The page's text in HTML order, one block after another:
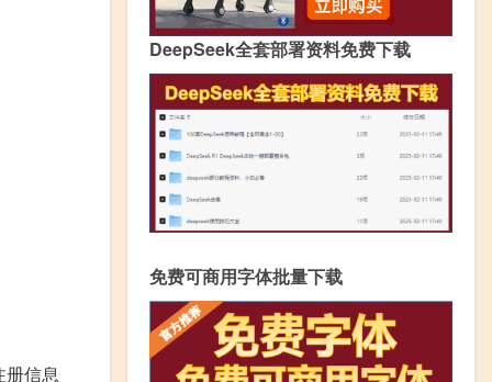
册信息
DeepSeek全套部署资料免费下载
免费可商用字体批量下载